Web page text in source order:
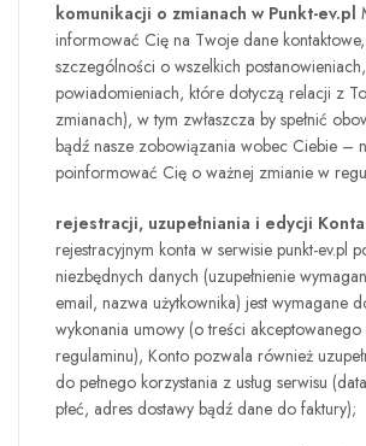
komunikacji o zmianach w Punkt-ev.pl
informować Cię na Twoje dane
szczególności o wszelkich
powiadomieniach, które dotyczą relacji z
zmianach), w tym zwłaszcza by spełnić
bądź nasze zobowiązania wobec Ciebie –
poinformować Cię o ważnej zmianie w
rejestracji, uzupełniania i edycji Konta
rejestracyjnym konta w serwisie punkt-ev.pl
niezbędnych danych (uzupełnienie
email, nazwa użytkownika) jest wymagane
wykonania umowy (o treści
regulaminu), Konto pozwala również
do pełnego korzystania z usług serwisu
płeć, adres dostawy bądź dane do faktury);